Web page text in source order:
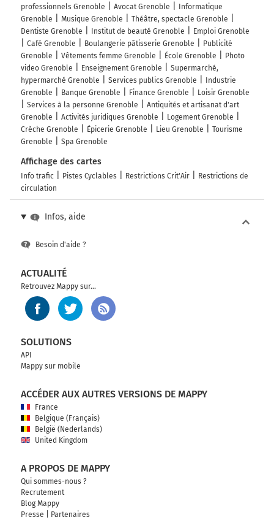
Tourner à gauche sur D15 (Quai Stéphane Jay) et
continuer sur 500 mètres
425 km
Tourner à droite sur Quai Claude Brosse et
continuer sur 95 mètres
425 km
continuer sur 90 mètres
426 km
3h59 Grenoble
professionnels Grenoble
Avocat Grenoble
Informatique
Grenoble
Musique Grenoble
Théâtre, spectacle Grenoble
Dentiste Grenoble
Institut de beauté Grenoble
Emploi Grenoble
Café Grenoble
Boulangerie pâtisserie Grenoble
Publicité
Grenoble
Vêtements femme Grenoble École Grenoble
Photo
video Grenoble
Enseignement Grenoble
Supermarché,
hypermarché Grenoble
Services publics Grenoble
Industrie
Grenoble
Banque Grenoble Finance Grenoble
Loisir Grenoble
Services à la personne Grenoble
Antiquités et artisanat d'art
Grenoble
Activités juridiques Grenoble
Logement Grenoble
Crèche Grenoble
Épicerie Grenoble Lieu Grenoble
Tourisme
Grenoble
Spa Grenoble
Affichage des cartes
Info trafic Pistes Cyclables Restrictions Crit'Air
Restrictions de
circulation
Infos, aide
Besoin d'aide ?
ACTUALITÉ
Retrouvez Mappy sur...
SOLUTIONS
API
Mappy sur mobile
ACCÉDER AUX AUTRES VERSIONS DE MAPPY
France
Belgique (Français)
België (Nederlands)
United Kingdom
A PROPOS DE MAPPY
Qui sommes-nous ?
Recrutement
Blog Mappy
Presse
Partenaires